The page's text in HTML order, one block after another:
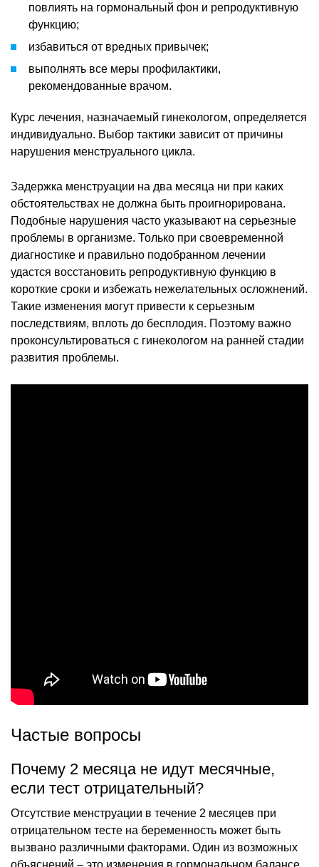
повлиять на гормональный фон и репродуктивную
функцию;
избавиться от вредных привычек;
выполнять все меры профилактики,
рекомендованные врачом.
Курс лечения, назначаемый гинекологом, определяется
индивидуально. Выбор тактики зависит от причины
нарушения менструального цикла.
Задержка менструации на два месяца ни при каких
обстоятельствах не должна быть проигнорирована.
Подобные нарушения часто указывают на серьезные
проблемы в организме. Только при своевременной
диагностике и правильно подобранном лечении
удастся восстановить репродуктивную функцию в
короткие сроки и избежать нежелательных осложнений.
Такие изменения могут привести к серьезным
последствиям, вплоть до бесплодия. Поэтому важно
проконсультироваться с гинекологом на ранней стадии
развития проблемы.
Частые вопросы
Почему 2 месяца не идут месячные,
если тест отрицательный?
Отсутствие менструации в течение 2 месяцев при
отрицательном тесте на беременность может быть
вызвано различными факторами. Один из возможных
объяснений – это изменения в гормональном балансе